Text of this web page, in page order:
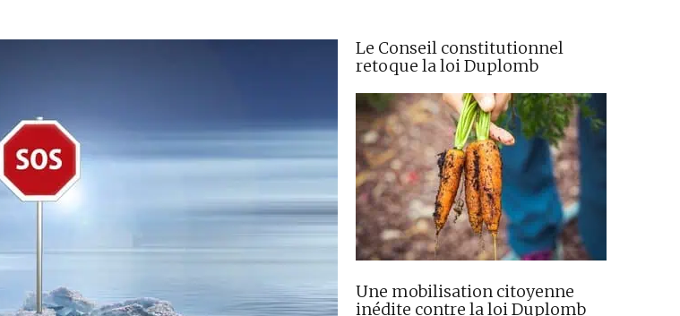
Le Conseil constitutionnel
retoque la loi Duplomb
Une mobilisation citoyenne
inédite contre la loi Duplomb